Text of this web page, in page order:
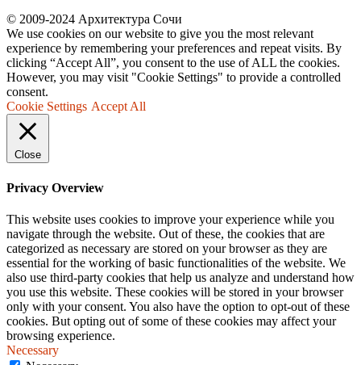
© 2009-2024 Архитектура Сочи
We use cookies on our website to give you the most relevant
experience by remembering your preferences and repeat visits. By
clicking “Accept All”, you consent to the use of ALL the cookies.
However, you may visit "Cookie Settings" to provide a controlled
consent.
Cookie Settings Accept All
Close
Privacy Overview
This website uses cookies to improve your experience while you
navigate through the website. Out of these, the cookies that are
categorized as necessary are stored on your browser as they are
essential for the working of basic functionalities of the website. We
also use third-party cookies that help us analyze and understand how
you use this website. These cookies will be stored in your browser
only with your consent. You also have the option to opt-out of these
cookies. But opting out of some of these cookies may affect your
browsing experience.
Necessary